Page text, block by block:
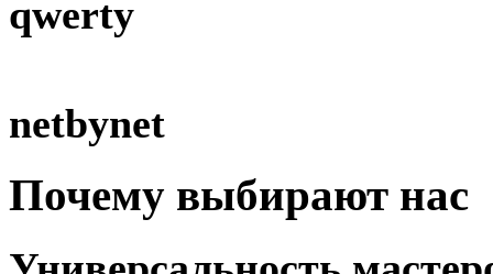
qwerty
netbynet
Почему выбирают нас